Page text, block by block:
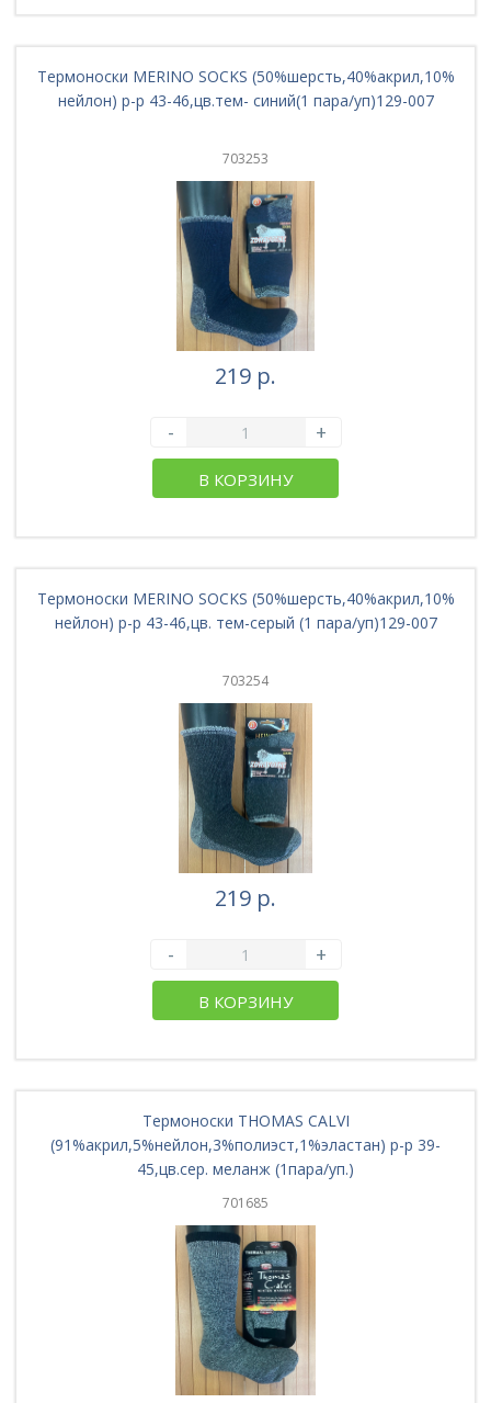
Термоноски MERINO SOCKS (50%шерсть,40%акрил,10%
нейлон) р-р 43-46,цв.тем- синий(1 пара/уп)129-007
703253
219 р.
- +
В КОРЗИНУ
Термоноски MERINO SOCKS (50%шерсть,40%акрил,10%
нейлон) р-р 43-46,цв. тем-серый (1 пара/уп)129-007
703254
219 р.
- +
В КОРЗИНУ
Термоноски THOMAS CALVI
(91%акрил,5%нейлон,3%полиэст,1%эластан) р-р 39-
45,цв.сер. меланж (1пара/уп.)
701685